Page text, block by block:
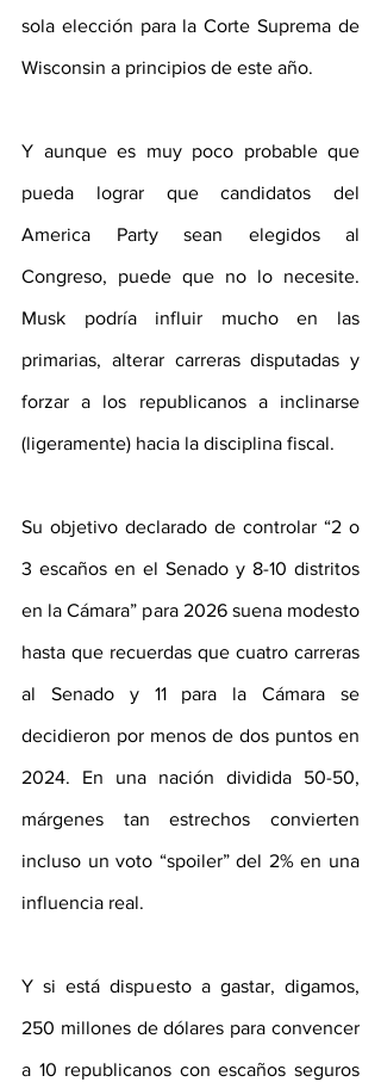
sola elección para la Corte Suprema de
Wisconsin a principios de este año.
Y aunque es muy poco probable que
pueda lograr que candidatos del
America Party sean elegidos al
Congreso, puede que no lo necesite.
Musk podría influir mucho en las
primarias, alterar carreras disputadas y
forzar a los republicanos a inclinarse
(ligeramente) hacia la disciplina fiscal.
Su objetivo declarado de controlar “2 o
3 escaños en el Senado y 8-10 distritos
en la Cámara” para 2026 suena modesto
hasta que recuerdas que cuatro carreras
al Senado y 11 para la Cámara se
decidieron por menos de dos puntos en
2024. En una nación dividida 50-50,
márgenes tan estrechos convierten
incluso un voto “spoiler” del 2% en una
influencia real.
Y si está dispuesto a gastar, digamos,
250 millones de dólares para convencer
a 10 republicanos con escaños seguros